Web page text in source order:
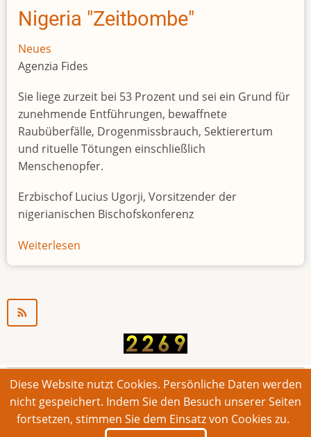
Nigeria "Zeitbombe"
Neues
Agenzia Fides
Sie liege zurzeit bei 53 Prozent und sei ein Grund für
zunehmende Entführungen, bewaffnete
Raubüberfälle, Drogenmissbrauch, Sektierertum
und rituelle Tötungen einschließlich
Menschenopfer.
Erzbischof Lucius Ugorji, Vorsitzender der
nigerianischen Bischofskonferenz
Weiterlesen
Jugendarbeitslosigkeit
© 2026 Bonner Aufruf. Alle Rechte vorbehalten.
Footer
Impressum Kontakt Intern
Diese Website nutzt Cookies. Persönliche Daten werden
nicht gespeichert. Indem Sie den Besuch unserer Seiten
fortsetzen, stimmen Sie dem Einsatz von Cookies zu.